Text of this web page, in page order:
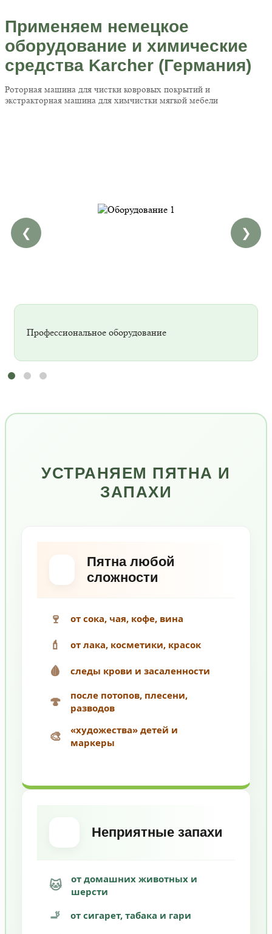
Применяем немецкое
оборудование и химические
средства Karcher (Германия)
Роторная машина для чистки ковровых покрытий и
экстракторная машина для химчистки мягкой мебели
Профессиональное оборудование
❮ ❯
УСТРАНЯЕМ ПЯТНА И
ЗАПАХИ
Пятна любой
сложности
🍷 от сока, чая, кофе, вина
💄 от лака, косметики, красок
🩸 следы крови и засаленности
🍄
после потопов, плесени,
разводов
🎨
«художества» детей и
маркеры
Неприятные запахи
🐱
от домашних животных и
шерсти
🚬 от сигарет, табака и гари